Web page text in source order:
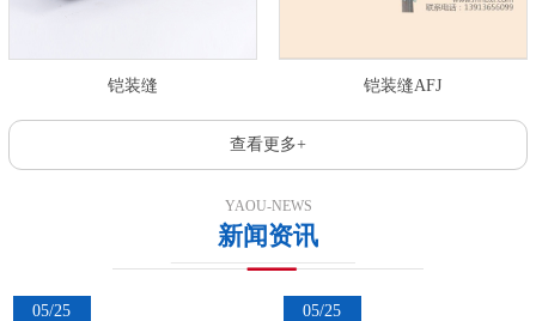
铠装缝 铠装缝AFJ
查看更多+
YAOU-NEWS
新闻资讯
05/25
05/25